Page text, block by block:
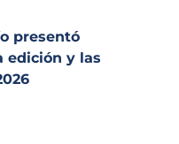
presentó
edición y las